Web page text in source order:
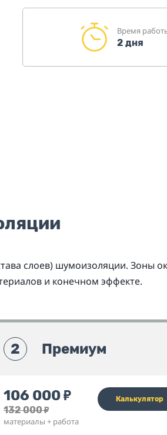
Время
2 дня
слоев) шумоизоляции. Зоны
и конечном эффекте.
2 Премиум
106 000₽
132 000₽
материалы + работа
Калькулятор